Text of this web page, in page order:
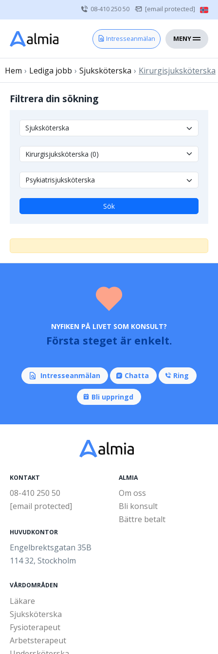
08-410 250 50 [email protected]
Intresseanmälan MENY
Hem
Vårdgivare
Om oss
Kontakt
Övrig vårdpersonal
Hem › Lediga jobb › Sjuksköterska › Kirurgisjuksköterska
Filtrera din sökning
Sök
NYFIKEN PÅ LIVET SOM KONSULT?
Första steget är enkelt.
Intresseanmälan Chatta Ring
Bli uppringd
KONTAKT
08-410 250 50
[email protected]
HUVUDKONTOR
Engelbrektsgatan 35B
114 32, Stockholm
ALMIA
Om oss
Bli konsult
Bättre betalt
VÅRDOMRÅDEN
Läkare
Sjuksköterska
Fysioterapeut
Arbetsterapeut